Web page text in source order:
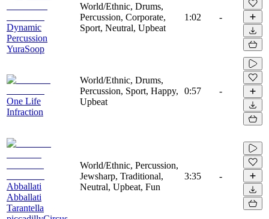
Dynamic
Percussion
YuraSoop
World/Ethnic, Drums,
Percussion, Corporate,
Sport, Neutral, Upbeat
1:02 -
One Life
Infraction
World/Ethnic, Drums,
Percussion, Sport, Happy,
Upbeat
0:57 -
Abballati
Abballati
Tarantella
World/Ethnic, Percussion,
Jewsharp, Traditional,
Neutral, Upbeat, Fun
3:35 -